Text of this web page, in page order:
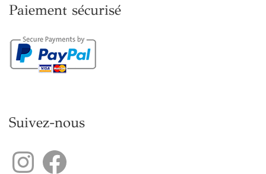
Paiement sécurisé
Suivez-nous
Instagram Facebook